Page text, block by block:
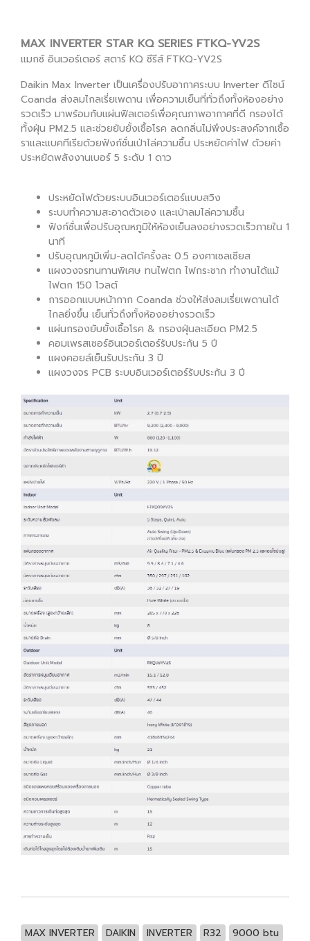
MAX INVERTER STAR KQ SERIES FTKQ-YV2S
เเมกซ์ อินเวอร์เตอร์ สตาร์ KQ ซีรีส์ FTKQ-YV2S
Daikin Max Inverter เป็นเครื่องปรับอากาศระบบ Inverter ดีไซน์
Coanda ส่งลมไกลเรี่ยเพดาน เพื่อความเย็นที่ทั่วถึงทั้งห้องอย่าง
รวดเร็ว มาพร้อมกับแผ่นฟิลเตอร์เพื่อคุณภาพอากาศที่ดี กรองได้
ทั้งฝุ่น PM2.5 และช่วยยับยั้งเชื้อโรค ลดกลิ่นไม่พึงประสงค์จากเชื้อ
ราและแบคทีเรียด้วยฟังก์ชั่นเป่าไล่ความชื้น ประหยัดค่าไฟ ด้วยค่า
ประหยัดพลังงานเบอร์ 5 ระดับ 1 ดาว
ประหยัดไฟด้วยระบบอินเวอร์เตอร์แบบสวิง
ระบบทำความสะอาดตัวเอง เเละเป่าลมไล่ความชื้น
ฟังก์ชั่นเพื่อปรับอุณหภูมิให้ห้องเย็นลงอย่างรวดเร็วภายใน 1
นาที
ปรับอุณหภูมิเพิ่ม-ลดได้ครั้งละ 0.5 องศาเซลเซียส
แผงวงจรทนทานพิเศษ ทนไฟตก ไฟกระชาก ทำงานได้แม้
ไฟตก 150 โวลต์
การออกแบบหน้ากาก Coanda ช่วงให้ส่งลมเรี่ยเพดานได้
ไกลยิ่งขึ้น เย็นทั่วถึงทั้งห้องอย่างรวดเร็ว
แผ่นกรองยับยั้งเชื้อโรค & กรองฝุ่นละเอียด PM2.5
คอมเพรสเซอร์อินเวอร์เตอร์รับประกัน 5 ปี
แผงคอยล์เย็นรับประกัน 3 ปี
แผงวงจร PCB ระบบอินเวอร์เตอร์รับประกัน 3 ปี
MAX INVERTER DAIKIN INVERTER R32 9000 btu